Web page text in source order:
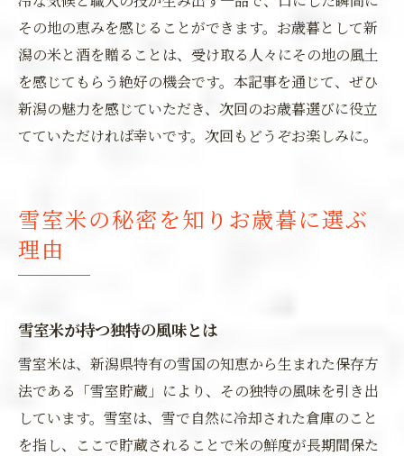
その地の恵みを感じることができます。お歳暮として新
潟の米と酒を贈ることは、受け取る人々にその地の風土
を感じてもらう絶好の機会です。本記事を通じて、ぜひ
新潟の魅力を感じていただき、次回のお歳暮選びに役立
てていただければ幸いです。次回もどうぞお楽しみに。
雪室米の秘密を知りお歳暮に選ぶ
理由
雪室米が持つ独特の風味とは
雪室米は、新潟県特有の雪国の知恵から生まれた保存方
法である「雪室貯蔵」により、その独特の風味を引き出
しています。雪室は、雪で自然に冷却された倉庫のこと
を指し、ここで貯蔵されることで米の鮮度が長期間保た